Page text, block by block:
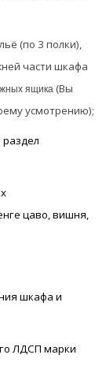
(по 3 полки),
части шкафа
ящика (Вы
усмотрению);
цаво, вишня,
шкафа и
ЛДСП марки